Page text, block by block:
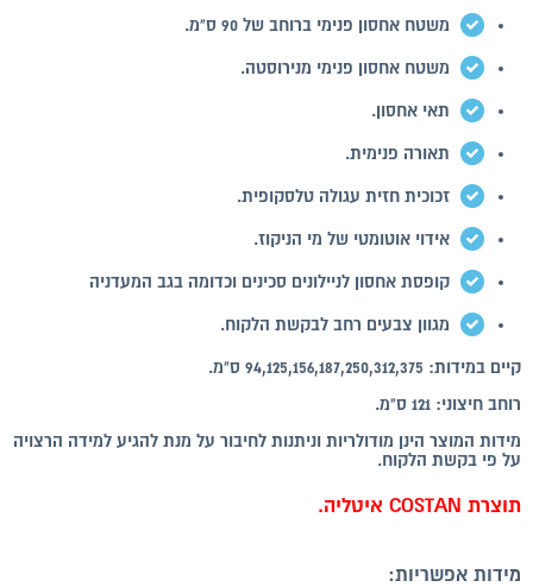
משטח אחסון פנימי ברוחב של 90 ס"מ.
משטח אחסון פנימי מנירוסטה.
תאי אחסון.
תאורה פנימית.
זכוכית חזית עגולה טלסקופית.
אידוי אוטומטי של מי הניקוז.
קופסת אחסון לניילונים סכינים וכדומה בגב המעדניה
מגוון צבעים רחב לבקשת הלקוח.
קיים במידות: 94,125,156,187,250,312,375 ס"מ.
רוחב חיצוני: 121 ס"מ.
מידות המוצר הינן מודולריות וניתנות לחיבור על מנת להגיע למידה הרצויה
על פי בקשת הלקוח.
תוצרת COSTAN איטליה.
מידות אפשריות: